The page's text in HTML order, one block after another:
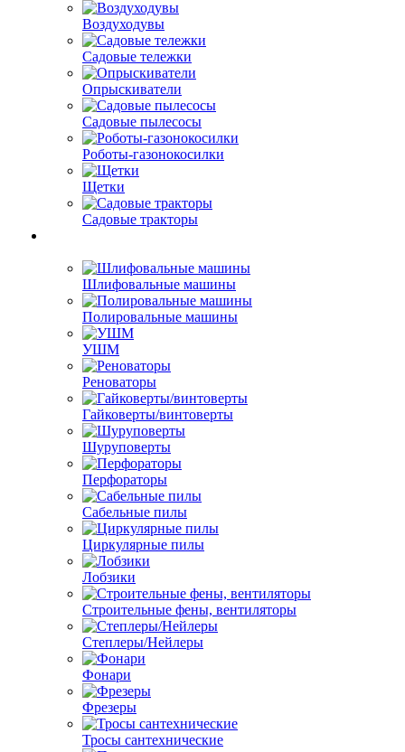
Воздуходувы
Садовые тележки
Опрыскиватели
Садовые пылесосы
Роботы-газонокосилки
Щетки
Садовые тракторы
Шлифовальные машины
Полировальные машины
УШМ
Реноваторы
Гайковерты/винтоверты
Шуруповерты
Перфораторы
Сабельные пилы
Циркулярные пилы
Лобзики
Строительные фены, вентиляторы
Степлеры/Нейлеры
Фонари
Фрезеры
Тросы сантехнические